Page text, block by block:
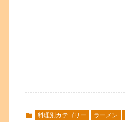
料理別カテゴリー ラーメン